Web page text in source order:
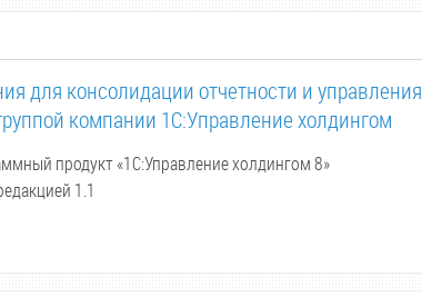
для консолидации отчетности и управления
компании 1С:Управление холдингом
продукт «1С:Управление холдингом 8»
1.1